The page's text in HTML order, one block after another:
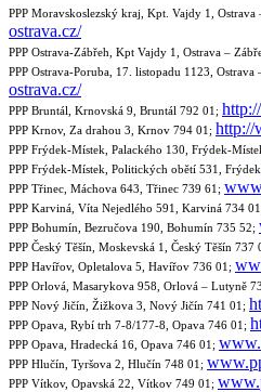
PPP Moravskoslezský kraj, Kpt. Vajdy 1, Ostrava
ostrava.cz/
PPP Ostrava-Zábřeh, Kpt Vajdy 1, Ostrava –
PPP Ostrava-Poruba, 17. listopadu 1123, Ostrava
ostrava.cz/
PPP Bruntál, Krnovská 9, Bruntál 792 01;
PPP Krnov, Za drahou 3, Krnov 794 01; http://
PPP Frýdek-Místek, Palackého 130, Frýdek-
PPP Frýdek-Místek, Politických obětí 531,
PPP Třinec, Máchova 643, Třinec 739 61;
PPP Karviná, Víta Nejedlého 591, Karviná 734
PPP Bohumín, Bezručova 190, Bohumín 735 52;
PPP Český Těšín, Moskevská 1, Český Těšín 737
PPP Havířov, Opletalova 5, Havířov 736 01;
PPP Orlová, Masarykova 958, Orlová – Lutyně
PPP Nový Jičín, Žižkova 3, Nový Jičín 741 01;
PPP Opava, Rybí trh 7-8/177-8, Opava 746 01;
PPP Opava, Hradecká 16, Opava 746 01;
PPP Hlučín, Tyršova 2, Hlučín 748 01;
PPP Vítkov, Opavská 22, Vítkov 749 01;